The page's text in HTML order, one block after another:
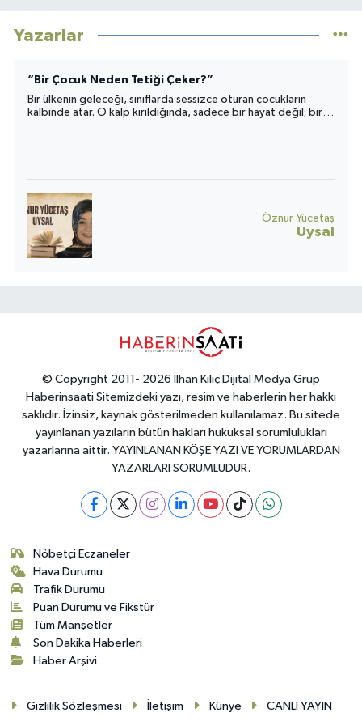
Yazarlar
“Bir Çocuk Neden Tetiği Çeker?”
Bir ülkenin geleceği, sınıflarda sessizce oturan çocukların
kalbinde atar. O kalp kırıldığında, sadece bir hayat değil; bir
Öznur Yücetaş
Uysal
© Copyright 2011- 2026 İlhan Kılıç Dijital Medya Grup
Haberinsaati Sitemizdeki yazı, resim ve haberlerin her hakkı
saklıdır. İzinsiz, kaynak gösterilmeden kullanılamaz. Bu sitede
yayınlanan yazıların bütün hakları hukuksal sorumlulukları
yazarlarına aittir. YAYINLANAN KÖŞE YAZI VE YORUMLARDAN
YAZARLARI SORUMLUDUR.
Nöbetçi Eczaneler
Hava Durumu
Trafik Durumu
Puan Durumu ve Fikstür
Tüm Manşetler
Son Dakika Haberleri
Haber Arşivi
Gizlilik Sözleşmesi İletişim Künye CANLI YAYIN